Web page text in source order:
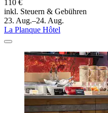
110 €
inkl. Steuern & Gebühren
23. Aug.–24. Aug.
La Planque Hôtel